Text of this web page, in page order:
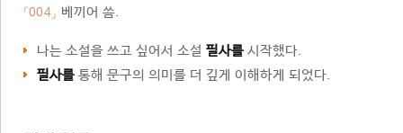
「004」 베끼어 씀.
나는 소설을 쓰고 싶어서 소설 필사를 시작했다.
필사를 통해 문구의 의미를 더 깊게 이해하게 되었다.